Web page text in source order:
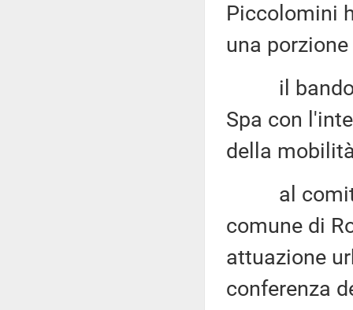
Piccolomini
una
il bando
Spa con
della
al
comune di
attuazione
conferenza